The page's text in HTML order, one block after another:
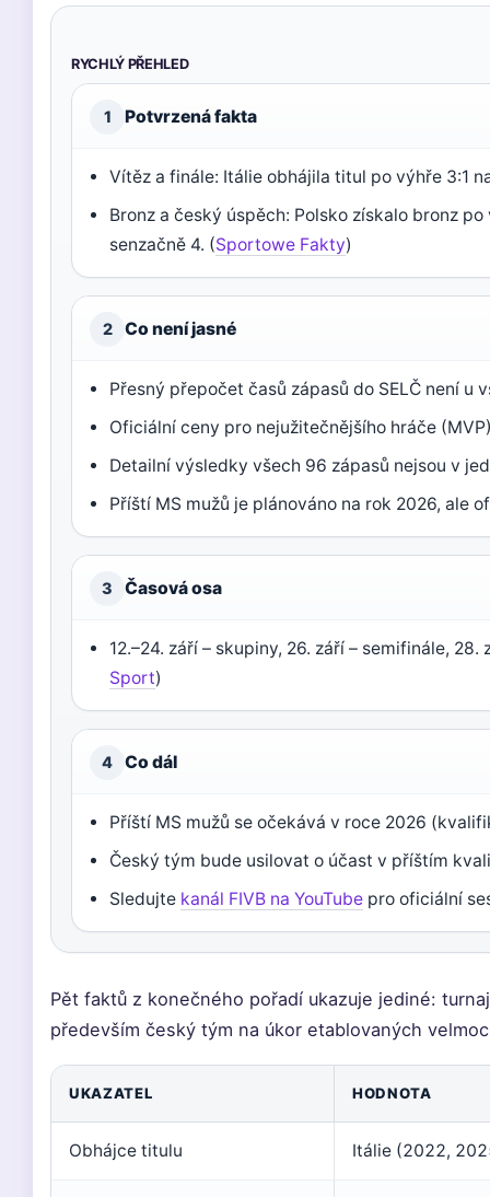
RYCHLÝ PŘEHLED
1 Potvrzená fakta
Vítěz a finále: Itálie obhájila titul po výhře 3:1
Bronz a český úspěch: Polsko získalo bronz
senzačně 4. (Sportowe Fakty)
2 Co není jasné
Přesný přepočet časů zápasů do SELČ není u
Oficiální ceny pro nejužitečnějšího hráče
Detailní výsledky všech 96 zápasů nejsou v
Příští MS mužů je plánováno na rok 2026, ale
3 Časová osa
12.–24. září – skupiny, 26. září – semifinále,
Sport)
4 Co dál
Příští MS mužů se očekává v roce 2026
Český tým bude usilovat o účast v příštím
Sledujte kanál FIVB na YouTube pro oficiální
Pět faktů z konečného pořadí ukazuje jediné:
především český tým na úkor etablovaných
UKAZATEL HODNOTA
Obhájce titulu Itálie (2022,